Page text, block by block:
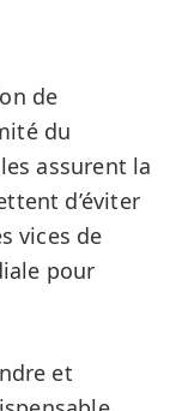
de
du
assurent la
d’éviter
vices de
pour
et